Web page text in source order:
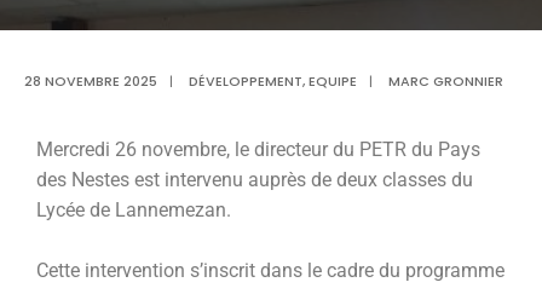
28 NOVEMBRE 2025 | DÉVELOPPEMENT,EQUIPE | MARC GRONNIER
Mercredi 26 novembre, le directeur du PETR du Pays
des Nestes est intervenu auprès de deux classes du
Lycée de Lannemezan.
Cette intervention s’inscrit dans le cadre du programme